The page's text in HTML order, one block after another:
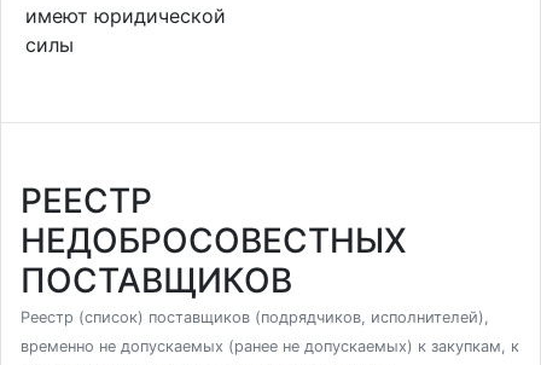
имеют юридической
силы
РЕЕСТР
НЕДОБРОСОВЕСТНЫХ
ПОСТАВЩИКОВ
Реестр (список) поставщиков (подрядчиков, исполнителей),
временно не допускаемых (ранее не допускаемых) к закупкам, к